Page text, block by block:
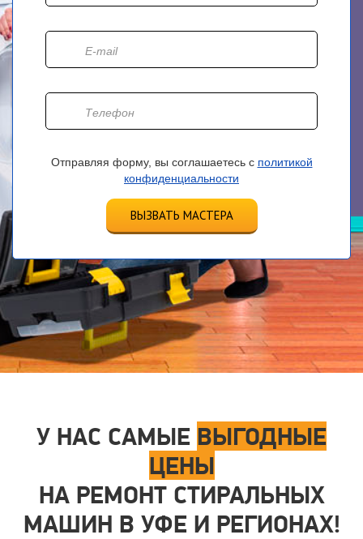
Отправляя форму, вы соглашаетесь с политикой
конфиденциальности
ВЫЗВАТЬ МАСТЕРА
У НАС САМЫЕ ВЫГОДНЫЕ
ЦЕНЫ
НА РЕМОНТ СТИРАЛЬНЫХ
МАШИН В УФЕ И РЕГИОНАХ!